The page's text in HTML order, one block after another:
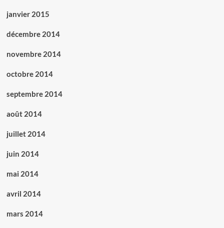
janvier 2015
décembre 2014
novembre 2014
octobre 2014
septembre 2014
août 2014
juillet 2014
juin 2014
mai 2014
avril 2014
mars 2014